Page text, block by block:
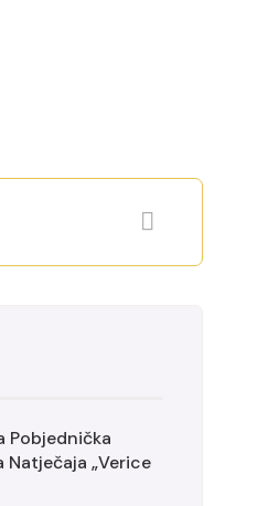
Pobjednička
Natječaja „Verice